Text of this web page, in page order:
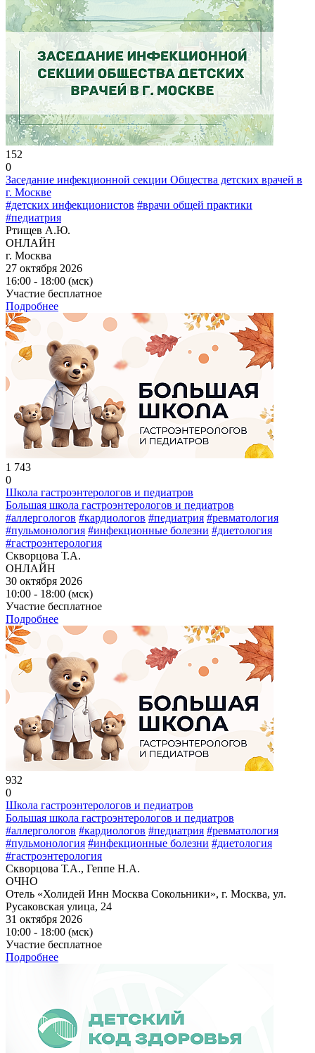
152
0
Заседание инфекционной секции Общества детских врачей в
г. Москве
#детских инфекционистов #врачи общей практики
#педиатрия
Ртищев А.Ю.
ОНЛАЙН
г. Москва
27 октября 2026
16:00 - 18:00 (мск)
Участие бесплатное
Подробнее
1 743
0
Школа гастроэнтерологов и педиатров
Большая школа гастроэнтерологов и педиатров
#аллергологов #кардиологов #педиатрия #ревматология
#пульмонология #инфекционные болезни #диетология
#гастроэнтерология
Скворцова Т.А.
ОНЛАЙН
30 октября 2026
10:00 - 18:00 (мск)
Участие бесплатное
Подробнее
932
0
Школа гастроэнтерологов и педиатров
Большая школа гастроэнтерологов и педиатров
#аллергологов #кардиологов #педиатрия #ревматология
#пульмонология #инфекционные болезни #диетология
#гастроэнтерология
Скворцова Т.А., Геппе Н.А.
ОЧНО
Отель «Холидей Инн Москва Сокольники», г. Москва, ул.
Русаковская улица, 24
31 октября 2026
10:00 - 18:00 (мск)
Участие бесплатное
Подробнее